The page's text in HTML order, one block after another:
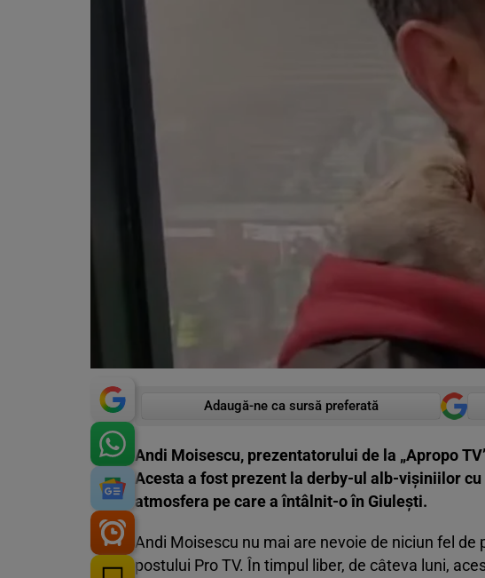
Adaugă-ne ca sursă preferată
Andi Moisescu, prezentatorului de la „Apropo
Acesta a fost prezent la derby-ul alb-vișiniilor
atmosfera pe care a întâlnit-o în Giulești.
Andi Moisescu nu mai are nevoie de niciun fel de
postului Pro TV. În timpul liber, de câteva luni,